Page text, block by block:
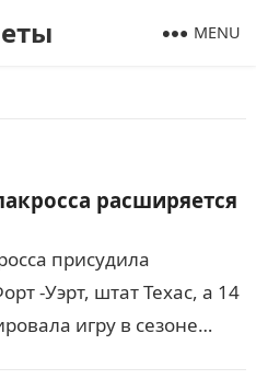
MENU
расширяется
присудила
-Уэрт, штат Техас, а 14
игру в сезоне